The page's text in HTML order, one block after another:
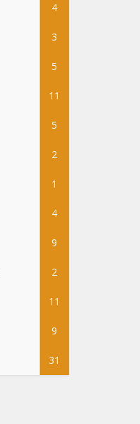
4
3
5
11
5
2
1
4
9
2
11
9
31